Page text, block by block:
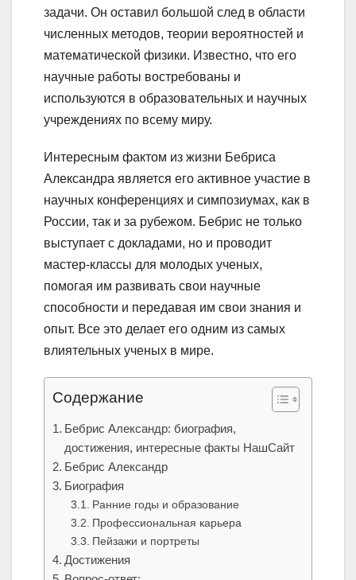
задачи. Он оставил большой след в области
численных методов, теории вероятностей и
математической физики. Известно, что его
научные работы востребованы и
используются в образовательных и научных
учреждениях по всему миру.
Интересным фактом из жизни Бебриса
Александра является его активное участие в
научных конференциях и симпозиумах, как в
России, так и за рубежом. Бебрис не только
выступает с докладами, но и проводит
мастер-классы для молодых ученых,
помогая им развивать свои научные
способности и передавая им свои знания и
опыт. Все это делает его одним из самых
влиятельных ученых в мире.
Содержание
Бебрис Александр: биография,
достижения, интересные факты НашСайт
Бебрис Александр
Биография
Ранние годы и образование
Профессиональная карьера
Пейзажи и портреты
Достижения